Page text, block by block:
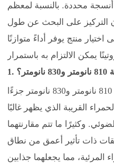
محددة. بالنسبة لمعظم
التركيز على البحث عن طول
منتج يوفر أداءً متوازنًا
يُعدّ كلٌّ من الطول الموجي 810 نانومتر و830 نانومتر جزءًا
القريبة الذي يظهر غالبًا
وكثيرًا ما تتم مقارنتهما
ذات تأثير أعمق من نطاق
المرئية، مما يجعلهما جذابين